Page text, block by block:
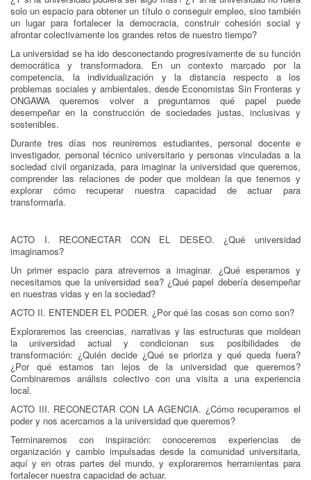
solo un espacio para obtener un título o conseguir empleo, sino también
un lugar para fortalecer la democracia, construir cohesión social y
afrontar colectivamente los grandes retos de nuestro tiempo?
La universidad se ha ido desconectando progresivamente de su función
democrática y transformadora. En un contexto marcado por la
competencia, la individualización y la distancia respecto a los
problemas sociales y ambientales, desde Economistas Sin Fronteras y
ONGAWA queremos volver a preguntarnos qué papel puede
desempeñar en la construcción de sociedades justas, inclusivas y
sostenibles.
Durante tres días nos reuniremos estudiantes, personal docente e
investigador, personal técnico universitario y personas vinculadas a la
sociedad civil organizada, para imaginar la universidad que queremos,
comprender las relaciones de poder que moldean la que tenemos y
explorar cómo recuperar nuestra capacidad de actuar para
transformarla.
ACTO I. RECONECTAR CON EL DESEO. ¿Qué universidad
imaginamos?
Un primer espacio para atrevernos a imaginar. ¿Qué esperamos y
necesitamos que la universidad sea? ¿Qué papel debería desempeñar
en nuestras vidas y en la sociedad?
ACTO II. ENTENDER EL PODER. ¿Por qué las cosas son como son?
Exploraremos las creencias, narrativas y las estructuras que moldean
la universidad actual y condicionan sus posibilidades de
transformación: ¿Quién decide ¿Qué se prioriza y qué queda fuera?
¿Por qué estamos tan lejos de la universidad que queremos?
Combinaremos análisis colectivo con una visita a una experiencia
local.
ACTO III. RECONECTAR CON LA AGENCIA. ¿Cómo recuperamos el
poder y nos acercamos a la universidad que queremos?
Terminaremos con inspiración: conoceremos experiencias de
organización y cambio impulsadas desde la comunidad universitaria,
aquí y en otras partes del mundo, y exploraremos herramientas para
fortalecer nuestra capacidad de actuar.